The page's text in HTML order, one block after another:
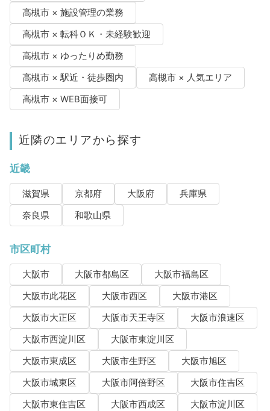
高槻市 × 施設管理の業務
高槻市 × 転科ＯＫ・未経験歓迎
高槻市 × ゆったりめ勤務
高槻市 × 駅近・徒歩圏内
高槻市 × 人気エリア
高槻市 × WEB面接可
近隣のエリアから探す
近畿
滋賀県 京都府 大阪府
兵庫県
奈良県
和歌山県
市区町村
大阪市 大阪市都島区
大阪市福島区
大阪市此花区
大阪市西区
大阪市港区
大阪市大正区
大阪市天王寺区
大阪市浪速区
大阪市西淀川区
大阪市東淀川区
大阪市東成区
大阪市生野区
大阪市旭区
大阪市城東区
大阪市阿倍野区
大阪市住吉区
大阪市東住吉区
大阪市西成区
大阪市淀川区